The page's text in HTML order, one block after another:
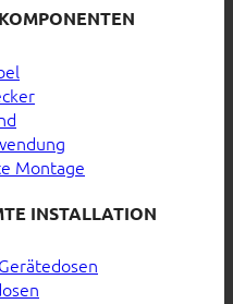
Montage
INSTALLATION